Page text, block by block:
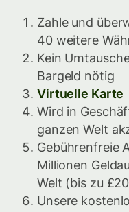
Zahle und
40 weitere
Kein
Bargeld nötig
Virtuelle Karte
Wird in
ganzen Welt
Gebührenfreie
Millionen
Welt (bis zu
Unsere